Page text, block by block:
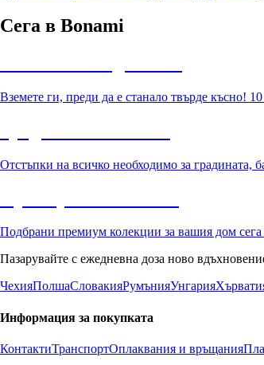
Сега в Bonami
Вземете ги, преди да е станало твърде късно!
Отстъпки на всичко необходимо за градината,
Подбрани премиум колекции за вашия дом
Пазарувайте с ежедневна доза ново
ЧехияПолшаСловакияРумънияУнгария
Информация за покупката
КонтактиТранспортОплаквания и връщания